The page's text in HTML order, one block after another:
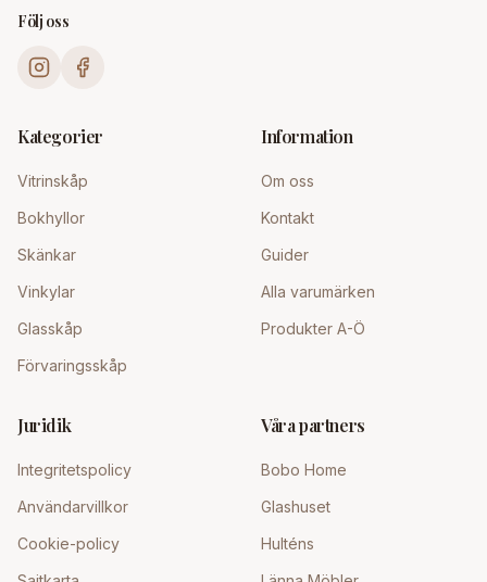
Följ oss
Kategorier
Vitrinskåp
Bokhyllor
Skänkar
Vinkylar
Glasskåp
Förvaringsskåp
Information
Om oss
Kontakt
Guider
Alla varumärken
Produkter A-Ö
Juridik
Integritetspolicy
Användarvillkor
Cookie-policy
Våra partners
Bobo Home
Glashuset
Hulténs